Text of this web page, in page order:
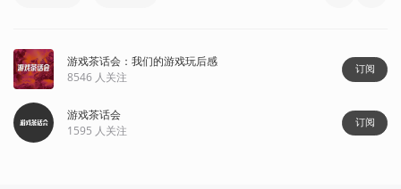
游戏茶话会：我们的游戏玩后感
8546 人关注
订阅
游戏茶话会
1595 人关注
订阅